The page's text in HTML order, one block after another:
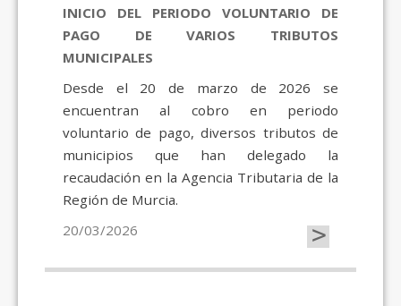
INICIO DEL PERIODO VOLUNTARIO DE
PAGO DE VARIOS TRIBUTOS
MUNICIPALES
Desde el 20 de marzo de 2026 se
encuentran al cobro en periodo
voluntario de pago, diversos tributos de
municipios que han delegado la
recaudación en la Agencia Tributaria de la
Región de Murcia.
20/03/2026
>